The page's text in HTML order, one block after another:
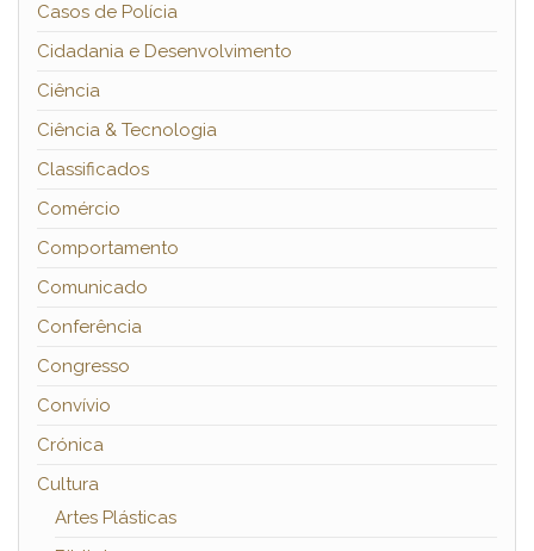
Casos de Polícia
Cidadania e Desenvolvimento
Ciência
Ciência & Tecnologia
Classificados
Comércio
Comportamento
Comunicado
Conferência
Congresso
Convívio
Crónica
Cultura
Artes Plásticas